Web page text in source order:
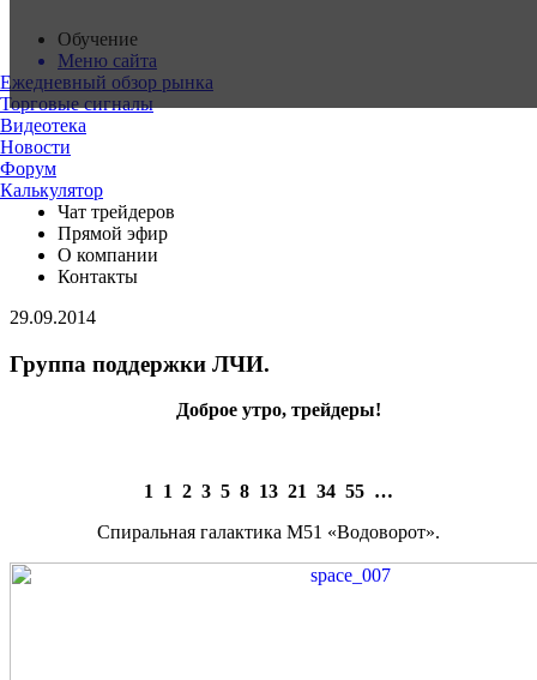
Обучение
Меню сайта
Ежедневный обзор рынка
Торговые сигналы
Видеотека
Новости
Форум
Калькулятор
Чат трейдеров
Прямой эфир
О компании
Контакты
29.09.2014
Группа поддержки ЛЧИ.
Доброе утро, трейдеры!
1 1 2 3 5 8 13 21 34 55 …
Спиральная галактика M51 «Водоворот».